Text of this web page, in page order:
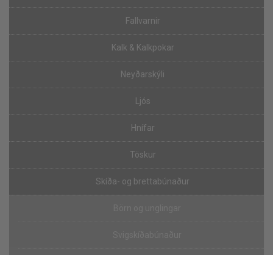
Fallvarnir
Kalk & Kalkpokar
Neyðarskýli
Ljós
Hnífar
Töskur
Skíða- og brettabúnaður